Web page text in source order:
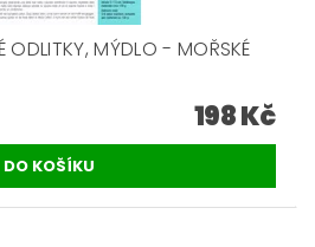
ODLITKY, MÝDLO - MOŘSKÉ
198 Kč